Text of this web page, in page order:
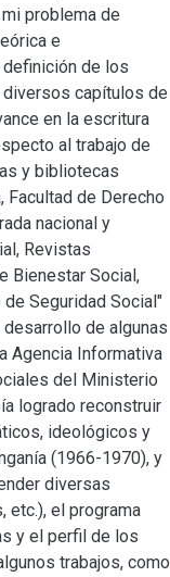
problema de
e
de los
diversos capítulos de
en la escritura
al trabajo de
y bibliotecas
de Derecho
nacional y
Revistas
Bienestar Social,
Seguridad Social"
de algunas
Agencia Informativa
del Ministerio
logrado reconstruir
ideológicos y
(1966-1970), y
diversas
etc.), el programa
y el perfil de los
trabajos, como